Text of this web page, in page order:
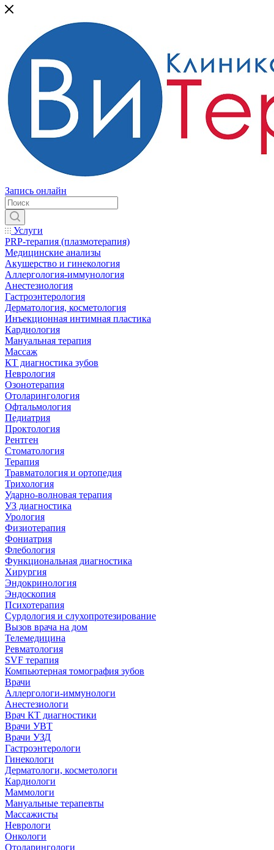
Запись онлайн
Услуги
PRP-терапия (плазмотерапия)
Медицинские анализы
Акушерство и гинекология
Аллергология-иммунология
Анестезиология
Гастроэнтерология
Дерматология, косметология
Инъекционная интимная пластика
Кардиология
Мануальная терапия
Массаж
КТ диагностика зубов
Неврология
Озонотерапия
Отоларингология
Офтальмология
Педиатрия
Проктология
Рентген
Стоматология
Терапия
Травматология и ортопедия
Трихология
Ударно-волновая терапия
УЗ диагностика
Урология
Физиотерапия
Фониатрия
Флебология
Функциональная диагностика
Хирургия
Эндокринология
Эндоскопия
Психотерапия
Сурдология и слухопротезирование
Вызов врача на дом
Телемедицина
Ревматология
SVF терапия
Компьютерная томография зубов
Врачи
Аллергологи-иммунологи
Анестезиологи
Врач КТ диагностики
Врачи УВТ
Врачи УЗД
Гастроэнтерологи
Гинекологи
Дерматологи, косметологи
Кардиологи
Маммологи
Мануальные терапевты
Массажисты
Неврологи
Онкологи
Отоларингологи